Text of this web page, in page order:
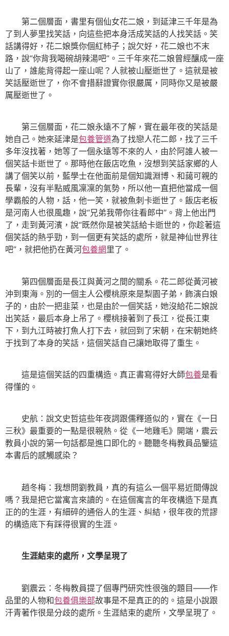
第二個層面，書里有個仙女花二娘，到延津三千年是為
了到人夢里找笑話，向這些把本身活成笑話的人找笑話。笑
話講得好，花二娘獎你個紅杮子；說欠好，花二娘也不末
路，說“你背我喝碗胡辣湯吧”。三千年來花二娘曾經釀成一座
山了，誰能背得起一座山呢？人就被山壓逝世了。這就是被
笑話壓逝世了，你不會措辭證實你很嚴厲，同時你又是被嚴
厲壓逝世了。
第三個層面，花二娘永遠不了解，實在最年夜的笑話是
她自己。她來延津是包養管道為了找戀人花二郎，找了三千
多年沒找著，她等了一個永遠等不來的人，由於阿誰人被一
個笑話卡逝世了。那時他在飯店吃魚，沒想到笑話家鄉的人
講了個笑以前，藍學士在他面前是個知識淵博、和藹可親的
長輩，沒有半點威風凜凜的氣勢，所以他一直把他當成一個
學霸般的人物，話，他一笑，就被魚刺卡逝世了。飯店老板
是河南人也很風趣，說“兄弟我帶你往看郎中”。背上他出門
了，走到黃河濱，說“既然你是被笑話給卡逝世的，你趁著這
個笑話的熱乎勁，到一個更有笑話的處所，就是神仙世界往
吧”，就把他扔在黃河包養網 里了。
第四個層面是長江與黃河之間的關系。花二郎從黃河被
沖到東海。別的一個主人公櫻桃原來是梨園子弟，飾演白娘
子的，由於一把韭菜，也是由於一個笑話，她沒給花二娘說
出笑話，最后本身上吊了。櫻桃接著到了長江，從長江東
下，到九江時被打魚人打下去，就回到了宋朝，在宋朝她終
于找到了本身的笑話，這個笑話自己讓她取得了重生。
這是這個笑話的四重構造。真正書寫得好大師包養是看
得懂的。
史航：說文史哲這些年夜詞跟儒釋道似的，實在《一日
三秋》最重要的一點是很親熱。從《一地雞毛》開端，震云
教員小說的第一句話都是進口即化的。聽聽冬梅教員品鑒這
本書后的感觸感染？
趙冬梅：我想問劉教員，真的有這么一個平易近間傳說
嗎？我是把它當寓言來讀的。在這個寓言的年夜構造下是真
正的的生涯，有細碎的通俗人的生涯、糾結，很年夜的荒謬
的構造底下有踩得很實的生涯。
生涯結束的處所，文學呈現了
劉震云：冬梅教員提了個專門研究性很強的題目——作
品里的人物和包養俱樂部故事是不是真正的的。這是小說跟
汗青著作很是分歧的處所。生涯結束的處所，文學呈現了。